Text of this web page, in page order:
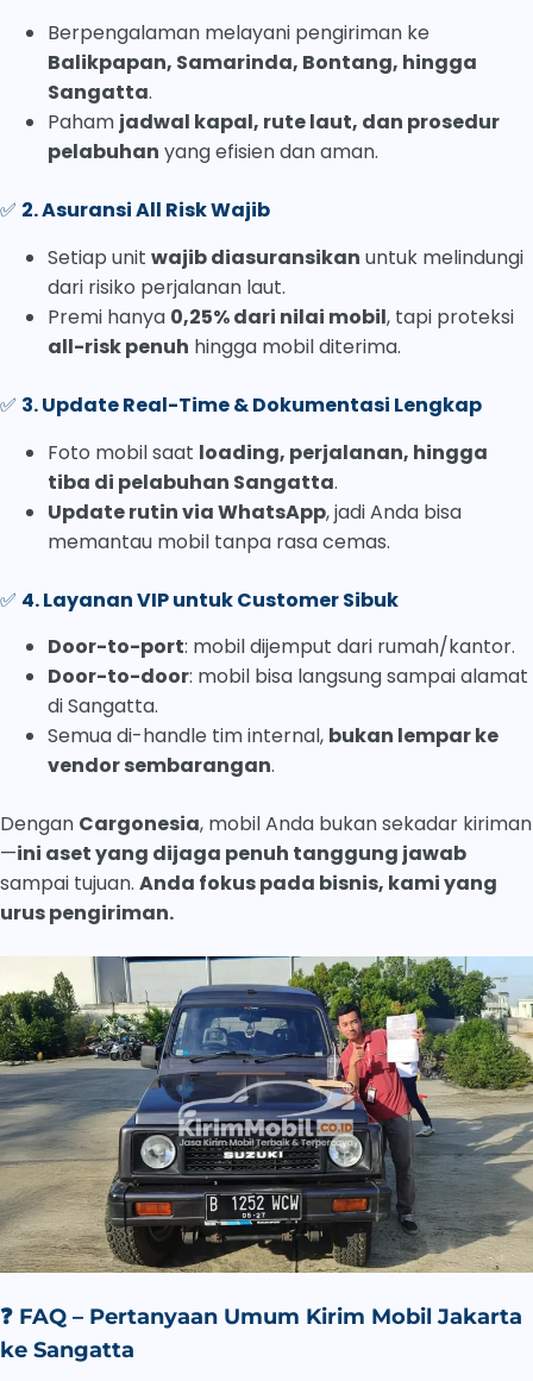
Berpengalaman melayani pengiriman ke
Balikpapan, Samarinda, Bontang, hingga
Sangatta.
Paham jadwal kapal, rute laut, dan prosedur
pelabuhan yang efisien dan aman.
✅ 2. Asuransi All Risk Wajib
Setiap unit wajib diasuransikan untuk melindungi
dari risiko perjalanan laut.
Premi hanya 0,25% dari nilai mobil, tapi proteksi
all-risk penuh hingga mobil diterima.
✅ 3. Update Real-Time & Dokumentasi Lengkap
Foto mobil saat loading, perjalanan, hingga
tiba di pelabuhan Sangatta.
Update rutin via WhatsApp, jadi Anda bisa
memantau mobil tanpa rasa cemas.
✅ 4. Layanan VIP untuk Customer Sibuk
Door-to-port: mobil dijemput dari rumah/kantor.
Door-to-door: mobil bisa langsung sampai alamat
di Sangatta.
Semua di-handle tim internal, bukan lempar ke
vendor sembarangan.
Dengan Cargonesia, mobil Anda bukan sekadar kiriman
—ini aset yang dijaga penuh tanggung jawab
sampai tujuan. Anda fokus pada bisnis, kami yang
urus pengiriman.
❓ FAQ – Pertanyaan Umum Kirim Mobil Jakarta
ke Sangatta